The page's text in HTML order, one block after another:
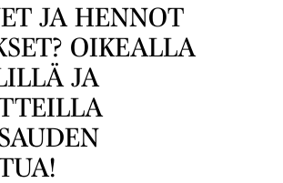
JA HENNOT
OIKEALLA
JA